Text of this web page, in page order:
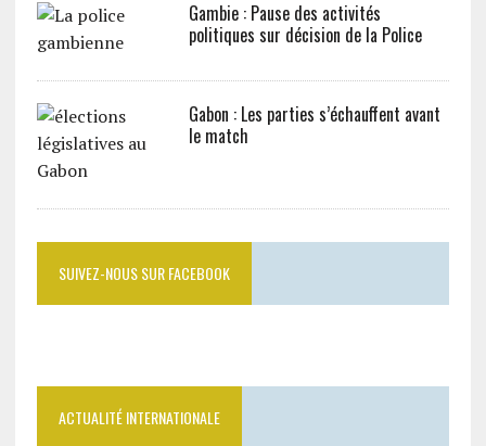
Gambie : Pause des activités
politiques sur décision de la Police
Gabon : Les parties s’échauffent avant
le match
SUIVEZ-NOUS SUR FACEBOOK
ACTUALITÉ INTERNATIONALE